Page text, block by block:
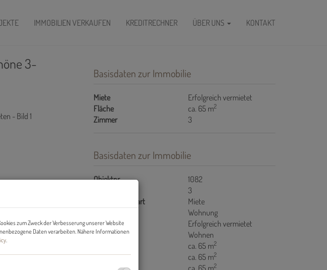
IMMOBILIEN VERKAUFEN KREDITRECHNER ÜBER UNS KONTAKT
3-
Basisdaten zur Immobilie
Miete
Erfolgreich vermietet
Fläche
ca. 65 m2
Zimmer 3
Basisdaten zur Immobilie
Objektnr.
1082
3
Vermarktungsart
Miete
Wohnung
Miete
Erfolgreich vermietet
Nutzungsart
Wohnen
ca. 65 m2
Wohnfläche ca. 65 m2
Gartenfläche ca. 65 m2
zum Zweck der Verbesserung unserer Website
Daten verarbeiten. Nähere Informationen